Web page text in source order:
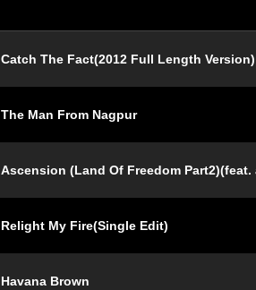
Catch The Fact(2012 Full Length Version)
The Man From Nagpur
Ascension (Land Of Freedom Part2)(feat.
Relight My Fire(Single Edit)
Havana Brown